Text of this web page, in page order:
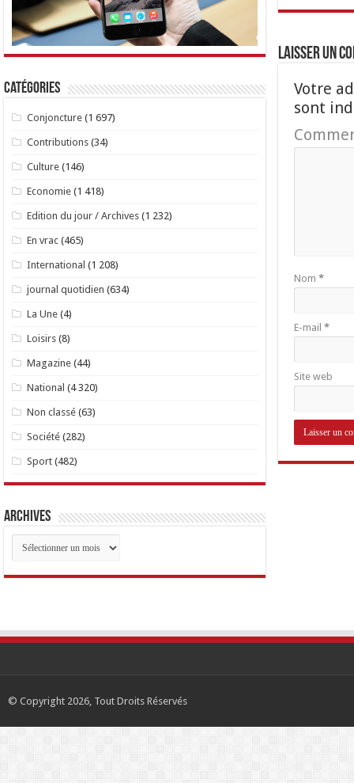
Laisser un
Votre
sont
Nom *
E-mail *
Site web
Catégories
Conjoncture (1 697)
Contributions (34)
Culture (146)
Economie (1 418)
Edition du jour / Archives (1 232)
En vrac (465)
International (1 208)
journal quotidien (634)
La Une (4)
Loisirs (8)
Magazine (44)
National (4 320)
Non classé (63)
Société (282)
Sport (482)
Archives
Archives
© Copyright 2026, Tout Droits Réservés